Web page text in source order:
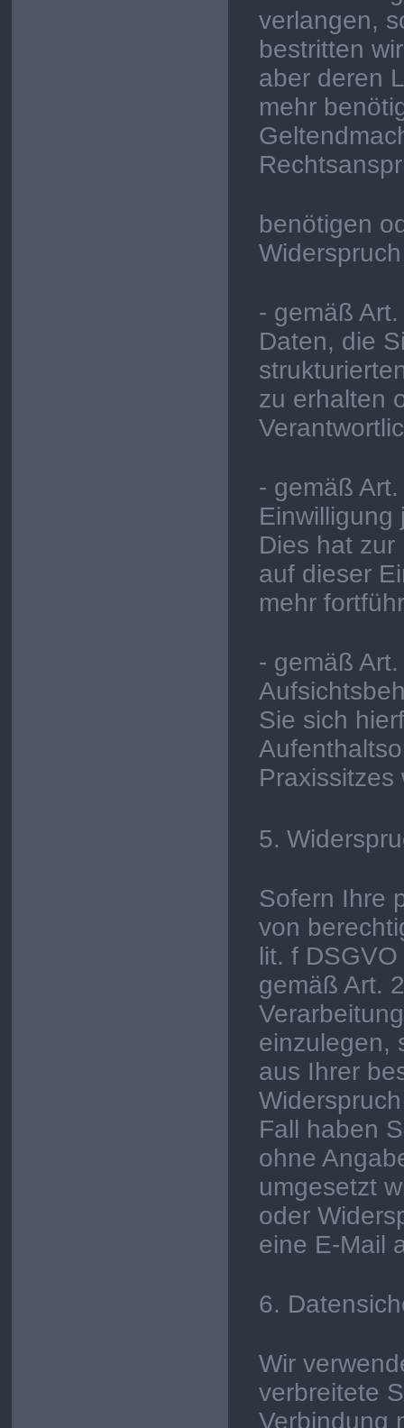
verlangen,
bestritten
aber deren
mehr
benötigen
- gemäß
Daten, die
zu erhalten
- gemäß
Einwilligung
Dies hat
auf dieser
mehr
- gemäß
Sie sich
Praxissitzes
5.
Sofern Ihre
von
lit. f
gemäß Art.
einzulegen,
aus Ihrer
Fall haben
ohne
umgesetzt
oder
eine E-Mail
6.
Wir
verbreitete
Verbindung